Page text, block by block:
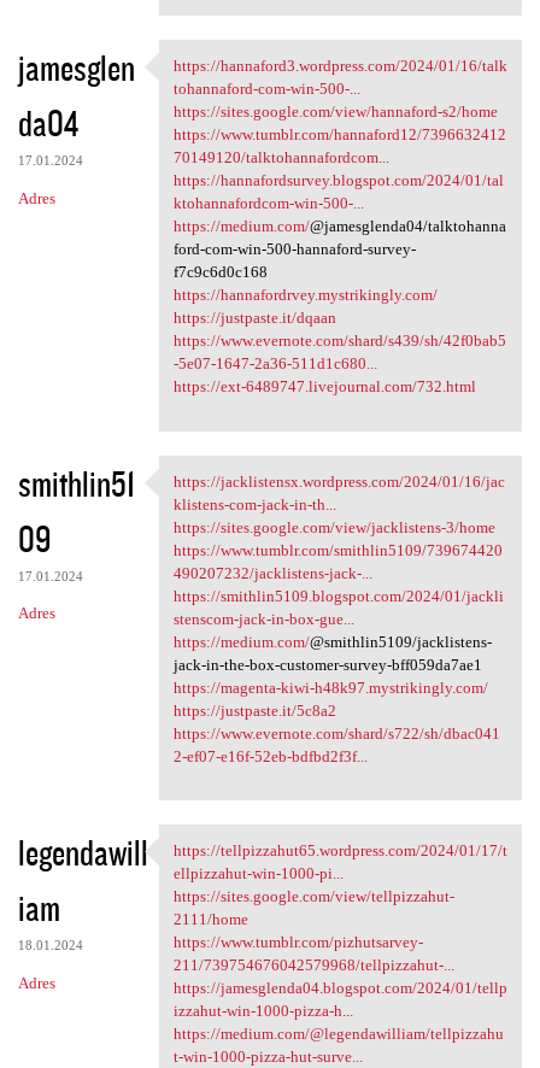
jamesglen
da04
17.01.2024
Adres
https://hannaford3.wordpress
https://hannaford3.wordpress.com/2024/01/16/talk
tohannaford-com-win-500-...
https://sites.google.com/view/hannaford-s2/home
https://www.tumblr.com/hannaford12/7396632412
70149120/talktohannafordcom...
https://hannafordsurvey.blogspot.com/2024/01/tal
ktohannafordcom-win-500-...
https://medium.com/@jamesglenda04/talktohanna
ford-com-win-500-hannaford-survey-
f7c9c6d0c168
https://hannafordrvey.mystrikingly.com/
https://justpaste.it/dqaan
https://www.evernote.com/shard/s439/sh/42f0bab5
-5e07-1647-2a36-511d1c680...
https://ext-6489747.livejournal.com/732.html
smithlin51
09
17.01.2024
Adres
https://jacklistensx
https://jacklistensx.wordpress.com/2024/01/16/jac
klistens-com-jack-in-th...
https://sites.google.com/view/jacklistens-3/home
https://www.tumblr.com/smithlin5109/739674420
490207232/jacklistens-jack-...
https://smithlin5109.blogspot.com/2024/01/jackli
stenscom-jack-in-box-gue...
https://medium.com/@smithlin5109/jacklistens-
jack-in-the-box-customer-survey-bff059da7ae1
https://magenta-kiwi-h48k97.mystrikingly.com/
https://justpaste.it/5c8a2
https://www.evernote.com/shard/s722/sh/dbac041
2-ef07-e16f-52eb-bdfbd2f3f...
legendawill
iam
18.01.2024
Adres
https://tellpizzahut65
https://tellpizzahut65.wordpress.com/2024/01/17/t
ellpizzahut-win-1000-pi...
https://sites.google.com/view/tellpizzahut-
2111/home
https://www.tumblr.com/pizhutsarvey-
211/739754676042579968/tellpizzahut-...
https://jamesglenda04.blogspot.com/2024/01/tellp
izzahut-win-1000-pizza-h...
https://medium.com/@legendawilliam/tellpizzahu
t-win-1000-pizza-hut-surve...